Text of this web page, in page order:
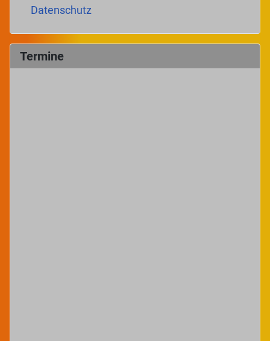
Datenschutz
Termine